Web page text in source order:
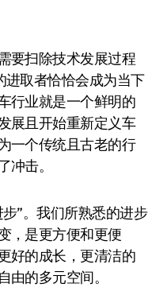
要扫除技术发展过程
取者恰恰会成为当下
行业就是一个鲜明的
展且开始重新定义车
一个传统且古老的行
冲击。
”。我们所熟悉的进步
，是更方便和更便
好的成长，更清洁的
由的多元空间。